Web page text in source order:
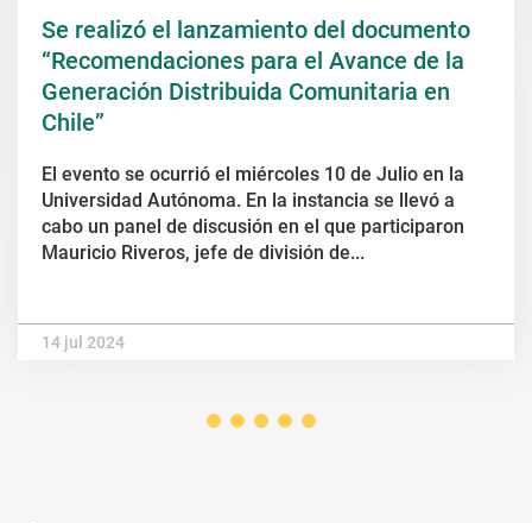
Se realizó el lanzamiento del documento
“Recomendaciones para el Avance de la
Generación Distribuida Comunitaria en
Chile”
El evento se ocurrió el miércoles 10 de Julio en la
Universidad Autónoma. En la instancia se llevó a
cabo un panel de discusión en el que participaron
Mauricio Riveros, jefe de división de...
14 jul 2024